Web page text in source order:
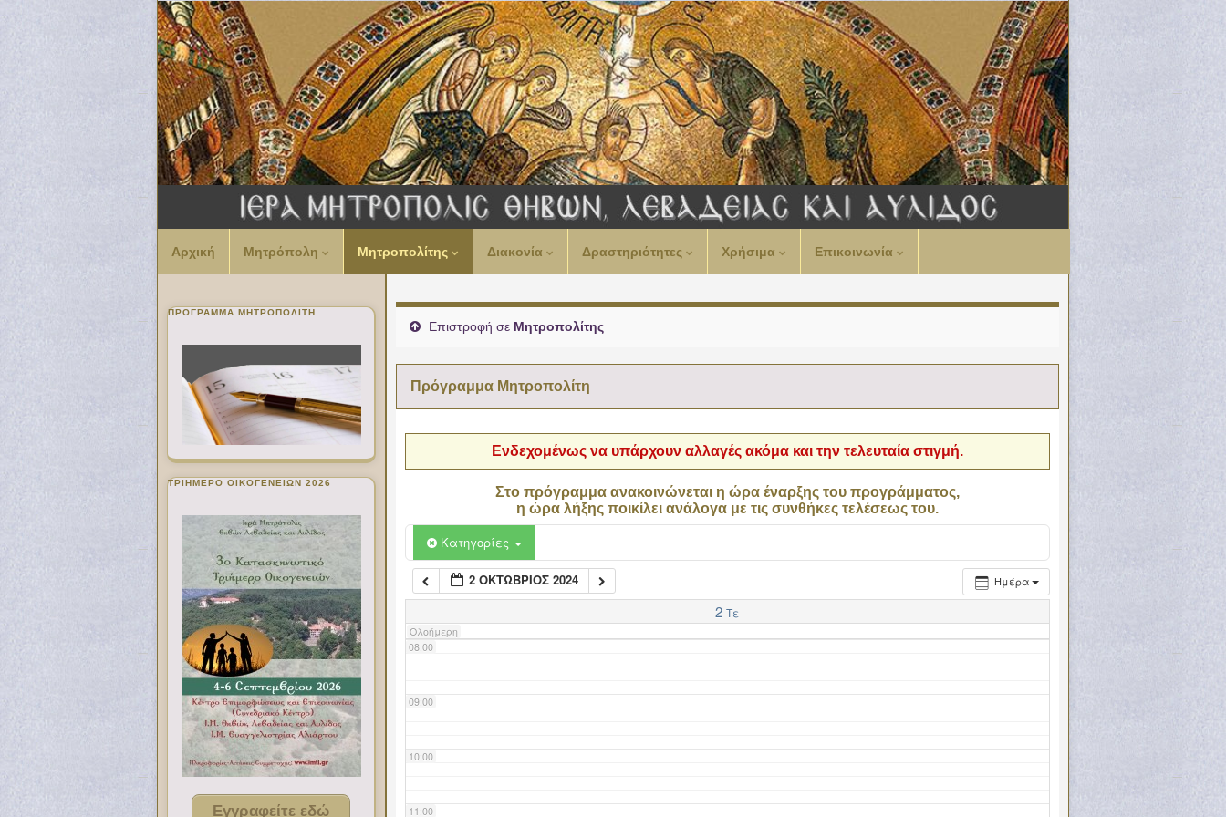
Αρχική Μητρόπολη Μητροπολίτης Διακονία Δραστηριότητες Χρήσιμα Επικοινωνία
Επιστροφή σε Μητροπολίτης
Πρόγραμμα Μητροπολίτη
Ενδεχομένως να υπάρχουν αλλαγές ακόμα και την τελευταία στιγμή.
Στο πρόγραμμα ανακοινώνεται η ώρα έναρξης του προγράμματος,
η ώρα λήξης ποικίλει ανάλογα με τις συνθήκες τελέσεως του.
Κατηγορίες
Ημέρα
2 ΟΚΤΏΒΡΙΟΣ 2024
2 Τε
Ολοήμερη
00:00
02:00
06:00
07:00
08:00
09:00
10:00
11:00
ΠΡΌΓΡΑΜΜΑ ΜΗΤΡΟΠΟΛΊΤΗ
ΤΡΙΗΜΕΡΟ ΟΙΚΟΓΕΝΕΙΩΝ 2026
Εγγραφείτε εδώ